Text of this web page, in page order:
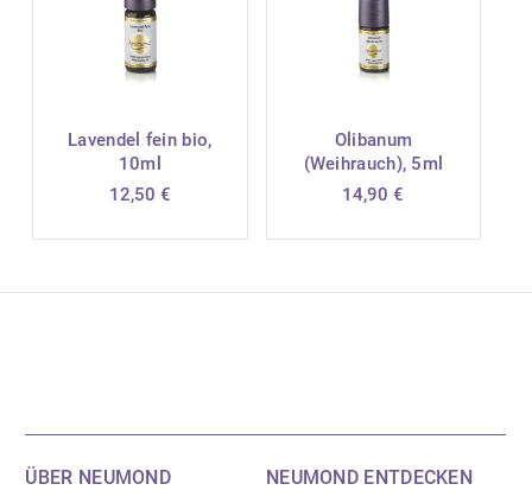
Lavendel fein bio,
10ml
12,50 €
Olibanum
(Weihrauch), 5ml
14,90€
ÜBER NEUMOND NEUMOND ENTDECKEN